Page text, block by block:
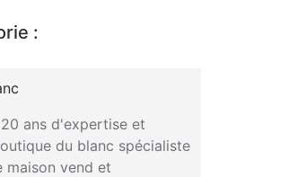
:
ans d'expertise et
du blanc spécialiste
maison vend et